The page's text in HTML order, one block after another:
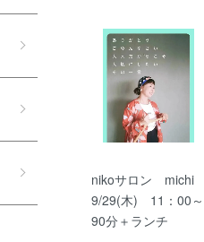
nikoサロン michi
9/29(木) 11：00～
90分＋ランチ